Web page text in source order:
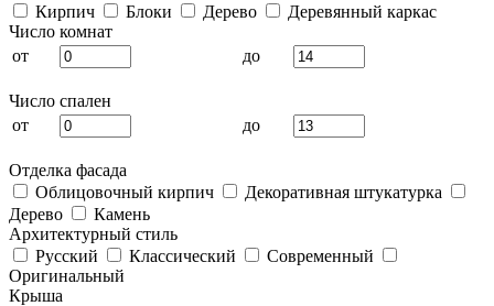
Кирпич
Блоки Дерево
Деревянный каркас
Число комнат
от
до
Число спален
от
до
Отделка фасада
Облицовочный кирпич
Декоративная штукатурка
Дерево
Камень
Архитектурный стиль
Русский
Классический
Современный
Оригинальный
Крыша